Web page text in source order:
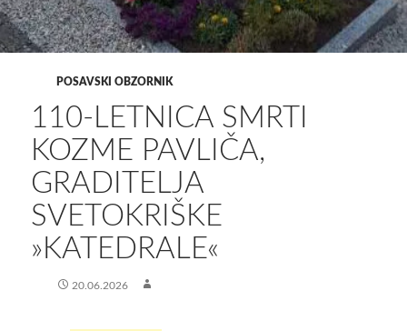
POSAVSKI OBZORNIK
​110-LETNICA SMRTI
KOZME PAVLIČA,
GRADITELJA
SVETOKRIŠKE
»KATEDRALE«
20.06.2026